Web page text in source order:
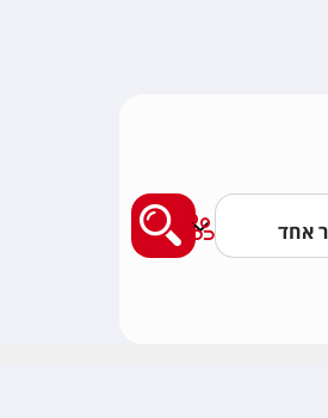
מצאו לי טיול מאורגן